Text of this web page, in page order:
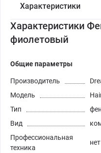
Характеристики
Характеристики
фиолетовый
Общие параметры
Производитель
Модель
Тип
фен
Вид
Профессиональная
техника
нет